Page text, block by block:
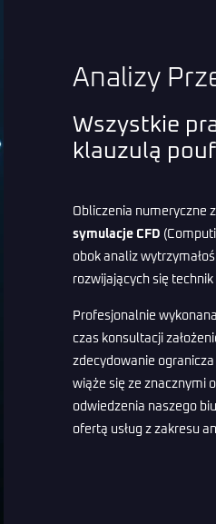
Analizy
Wszystkie
klauzulą
Obliczenia numeryczne
symulacje CFD
obok analiz
rozwijających się
Profesjonalnie
czas konsultacji
zdecydowanie
wiąże się ze znacznymi
odwiedzenia naszego
ofertą usług z zakresu